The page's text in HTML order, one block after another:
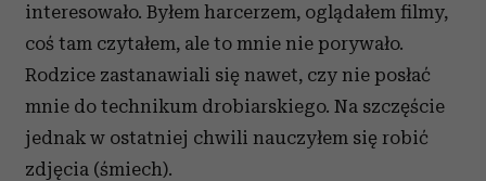
interesowało. Byłem harcerzem, oglądałem filmy,
coś tam czytałem, ale to mnie nie porywało.
Rodzice zastanawiali się nawet, czy nie posłać
mnie do technikum drobiarskiego. Na szczęście
jednak w ostatniej chwili nauczyłem się robić
zdjęcia (śmiech).